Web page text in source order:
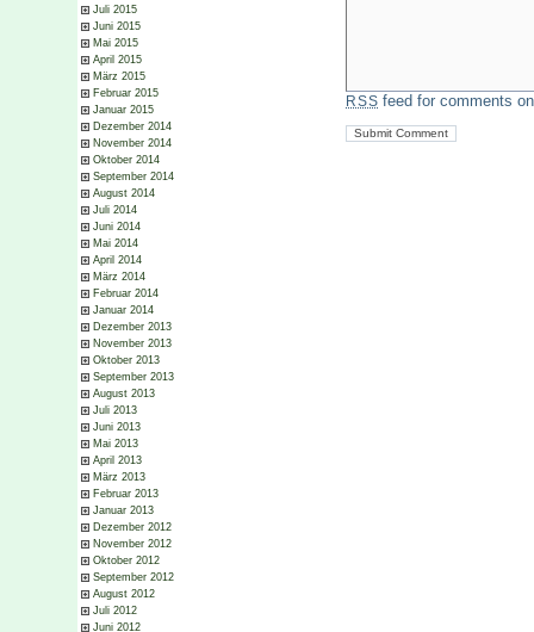
Juli 2015
Juni 2015
Mai 2015
April 2015
März 2015
Februar 2015
Januar 2015
Dezember 2014
November 2014
Oktober 2014
September 2014
August 2014
Juli 2014
Juni 2014
Mai 2014
April 2014
März 2014
Februar 2014
Januar 2014
Dezember 2013
November 2013
Oktober 2013
September 2013
August 2013
Juli 2013
Juni 2013
Mai 2013
April 2013
März 2013
Februar 2013
Januar 2013
Dezember 2012
November 2012
Oktober 2012
September 2012
August 2012
Juli 2012
Juni 2012
RSS feed for comments